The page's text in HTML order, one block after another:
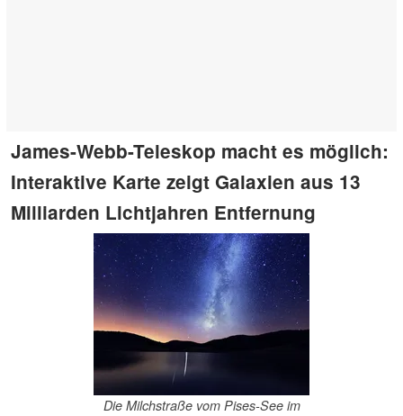
James-Webb-Teleskop macht es möglich:
Interaktive Karte zeigt Galaxien aus 13
Milliarden Lichtjahren Entfernung
Die Milchstraße vom Pises-See im